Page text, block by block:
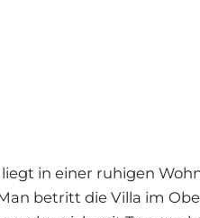
in einer ruhigen
betritt die Villa im